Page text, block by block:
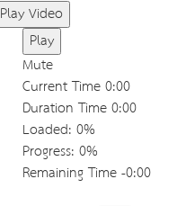
Play Video
Play
Mute
Current Time0:00
Duration Time0:00
Loaded: 0%
Progress: 0%
Remaining Time-0:00